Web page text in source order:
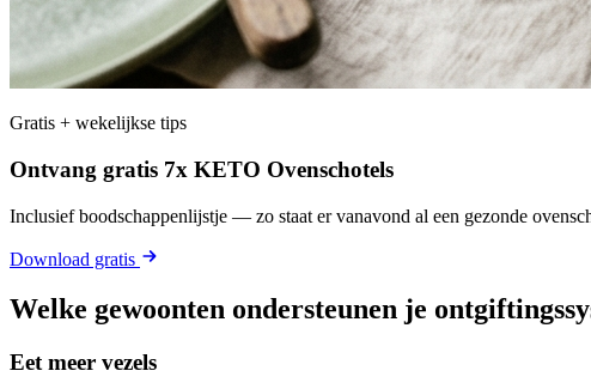
Gratis + wekelijkse tips
Ontvang gratis 7x KETO Ovenschotels
Inclusief boodschappenlijstje — zo staat er vanavond al een gezonde
Download gratis
Welke gewoonten ondersteunen je
Eet meer vezels